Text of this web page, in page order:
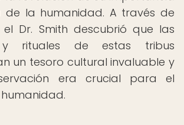
de la humanidad. A través de
el Dr. Smith descubrió que las
y rituales de estas tribus
un tesoro cultural invaluable y
era crucial para el